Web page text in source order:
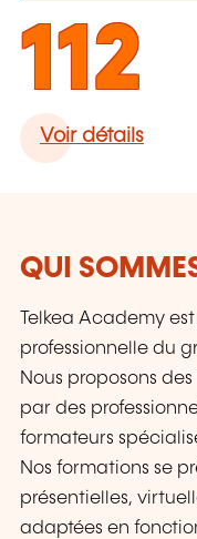
112
Voir détails
QUI
Telkea Academy
professionnelle du
Nous proposons
par des
formateurs
Nos formations se
présentielles,
adaptées en